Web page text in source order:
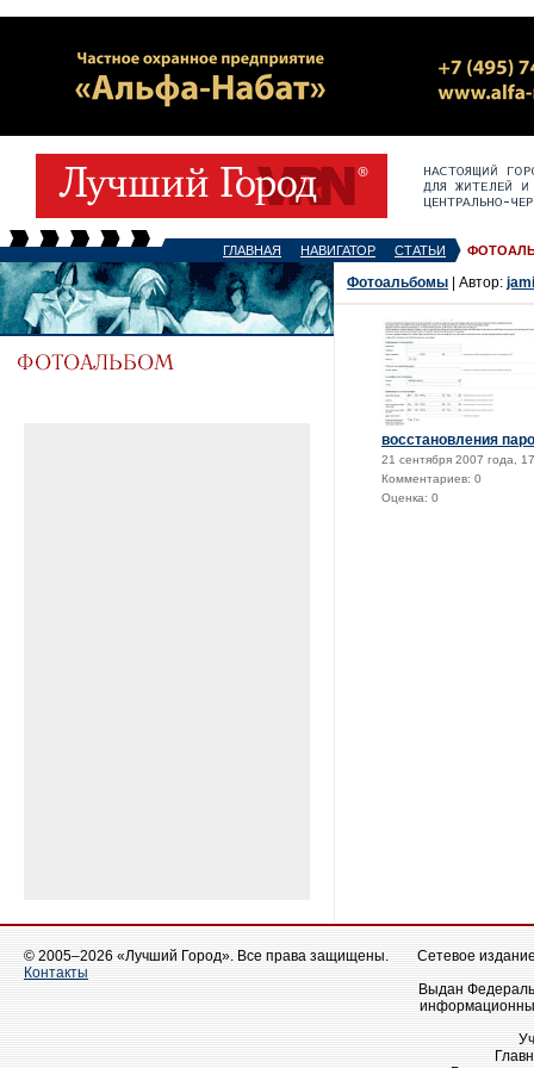
ГЛАВНАЯ НАВИГАТОР СТАТЬИ
Фотоальбомы | Автор:
восстановления
21 сентября 2007 года,
Комментариев: 0
Оценка: 0
© 2005–2026 «Лучший Город». Все права защищены.
Контакты
Сетевое
Выдан